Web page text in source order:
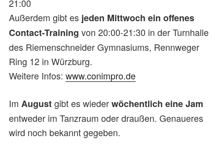
21:00
Außerdem gibt es jeden Mittwoch ein offenes
Contact-Training von 20:00-21:30 in der Turnhalle
des Riemenschneider Gymnasiums, Rennweger
Ring 12 in Würzburg.
Weitere Infos: www.conimpro.de
Im Augustgibt es wiederwöchentlich eine Jam
entweder im Tanzraum oder draußen. Genaueres
wird noch bekannt gegeben.